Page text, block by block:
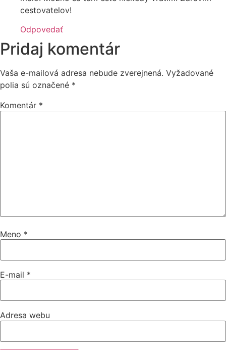
cestovatelov!
Odpovedať
Pridaj komentár
Vaša e-mailová adresa nebude zverejnená. Vyžadované
polia sú označené *
Komentár *
Meno *
E-mail *
Adresa webu